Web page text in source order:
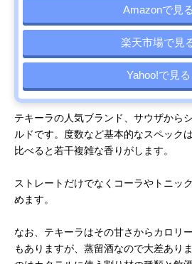
Amazonで見る
楽天市場で見
Yahoo!で見る
テキーラの人気ブランド、サウザから
ルドです。度数など基本的なスペック
比べると若干複雑な香りがします。
ストレートだけでなくコーラやトニッ
めます。
なお、テキーラはその甘さからカロリ
もありますが、蒸留酒なので大差あり